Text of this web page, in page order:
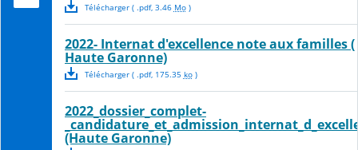
Télécharger( .pdf, 3.46 Mo)
2022- Internat d'excellence note aux familles (
Haute Garonne)
Télécharger( .pdf, 175.35 ko)
2022_dossier_complet-
(Haute Garonne)